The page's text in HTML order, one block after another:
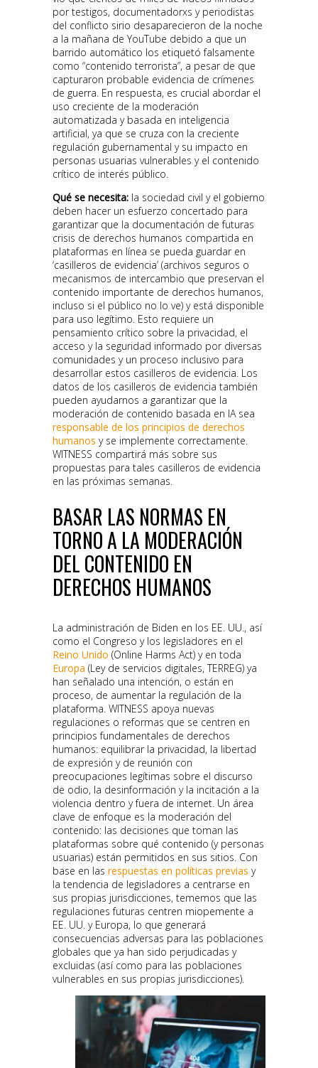
por testigos, documentadorxs y periodistas
del conflicto sirio desaparecieron de la noche
a la mañana de YouTube debido a que un
barrido automático los etiquetó falsamente
como “contenido terrorista”, a pesar de que
capturaron probable evidencia de crímenes
de guerra. En respuesta, es crucial abordar el
uso creciente de la moderación
automatizada y basada en inteligencia
artificial, ya que se cruza con la creciente
regulación gubernamental y su impacto en
personas usuarias vulnerables y el contenido
crítico de interés público.
Qué se necesita: la sociedad civil y el gobierno
deben hacer un esfuerzo concertado para
garantizar que la documentación de futuras
crisis de derechos humanos compartida en
plataformas en línea se pueda guardar en
‘casilleros de evidencia’ (archivos seguros o
mecanismos de intercambio que preservan el
contenido importante de derechos humanos,
incluso si el público no lo ve) y está disponible
para uso legítimo. Esto requiere un
pensamiento crítico sobre la privacidad, el
acceso y la seguridad informado por diversas
comunidades y un proceso inclusivo para
desarrollar estos casilleros de evidencia. Los
datos de los casilleros de evidencia también
pueden ayudarnos a garantizar que la
moderación de contenido basada en IA sea
responsable de los principios de derechos
humanos y se implemente correctamente.
WITNESS compartirá más sobre sus
propuestas para tales casilleros de evidencia
en las próximas semanas.
BASAR LAS NORMAS EN
TORNO A LA MODERACIÓN
DEL CONTENIDO EN
DERECHOS HUMANOS
La administración de Biden en los EE. UU., así
como el Congreso y los legisladores en el
Reino Unido (Online Harms Act) y en toda
Europa (Ley de servicios digitales, TERREG) ya
han señalado una intención, o están en
proceso, de aumentar la regulación de la
plataforma. WITNESS apoya nuevas
regulaciones o reformas que se centren en
principios fundamentales de derechos
humanos: equilibrar la privacidad, la libertad
de expresión y de reunión con
preocupaciones legítimas sobre el discurso
de odio, la desinformación y la incitación a la
violencia dentro y fuera de internet. Un área
clave de enfoque es la moderación del
contenido: las decisiones que toman las
plataformas sobre qué contenido (y personas
usuarias) están permitidos en sus sitios. Con
base en las respuestas en políticas previas y
la tendencia de legisladores a centrarse en
sus propias jurisdicciones, tememos que las
regulaciones futuras centren miopemente a
EE. UU. y Europa, lo que generará
consecuencias adversas para las poblaciones
globales que ya han sido perjudicadas y
excluidas (así como para las poblaciones
vulnerables en sus propias jurisdicciones).